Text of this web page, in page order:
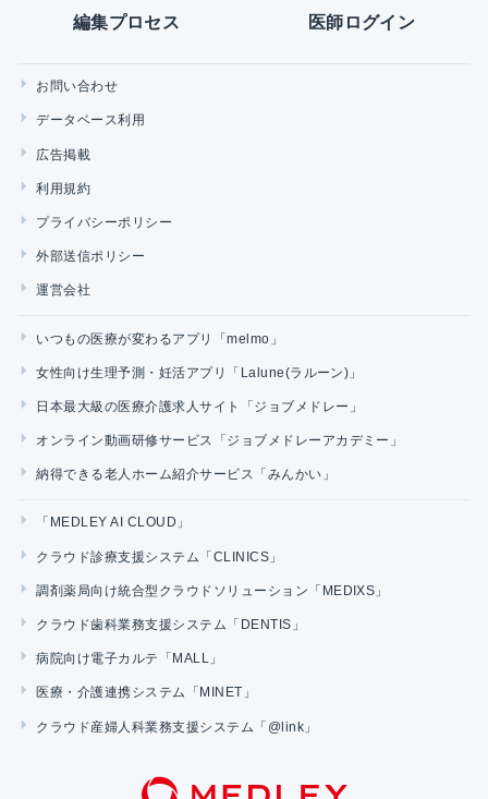
編集プロセス 医師ログイン
お問い合わせ
データベース利用
広告掲載
利用規約
プライバシーポリシー
外部送信ポリシー
運営会社
いつもの医療が変わるアプリ「melmo」
女性向け生理予測・妊活アプリ「Lalune(ラルーン)」
日本最大級の医療介護求人サイト「ジョブメドレー」
オンライン動画研修サービス「ジョブメドレーアカデミー」
納得できる老人ホーム紹介サービス「みんかい」
「MEDLEY AI CLOUD」
クラウド診療支援システム「CLINICS」
調剤薬局向け統合型クラウドソリューション「MEDIXS」
クラウド歯科業務支援システム「DENTIS」
病院向け電子カルテ「MALL」
医療・介護連携システム「MINET」
クラウド産婦人科業務支援システム「@link」